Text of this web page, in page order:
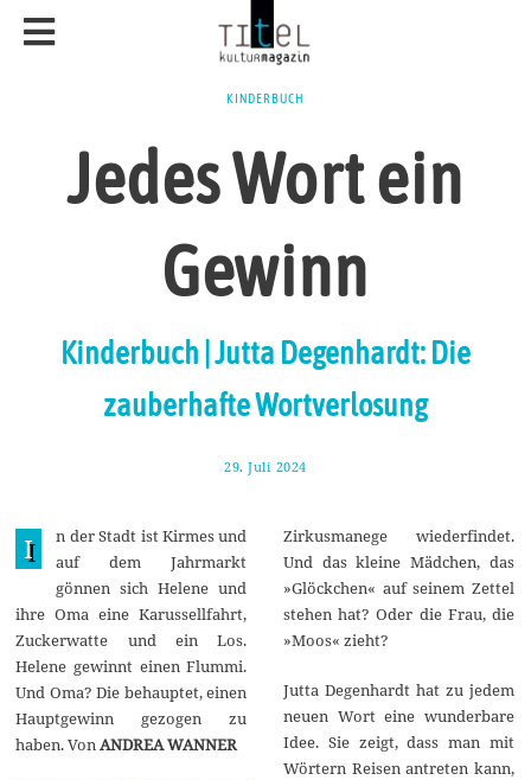
KINDERBUCH
Jedes Wort ein
Gewinn
Kinderbuch | Jutta Degenhardt: Die
zauberhafte Wortverlosung
29. Juli 2024
g
u
s
t
2
0
2
I
n der Stadt ist Kirmes und
auf dem Jahrmarkt
gönnen sich Helene und
ihre Oma eine Karussellfahrt,
Zuckerwatte und ein Los.
Helene gewinnt einen Flummi.
Und Oma? Die behauptet, einen
Hauptgewinn gezogen zu
haben. Von ANDREA WANNER
Zirkusmanege wiederfindet.
Und das kleine Mädchen, das
»Glöckchen« auf seinem Zettel
stehen hat? Oder die Frau, die
»Moos« zieht?
Jutta Degenhardt hat zu jedem
neuen Wort eine wunderbare
Idee. Sie zeigt, dass man mit
Wörtern Reisen antreten kann,